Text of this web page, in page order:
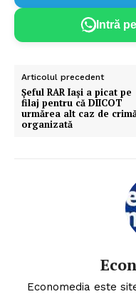
Intră
Articolul precedent
Șeful RAR Iași a picat pe
filaj pentru că DIICOT
urmărea alt caz de
organizată
Economedia este